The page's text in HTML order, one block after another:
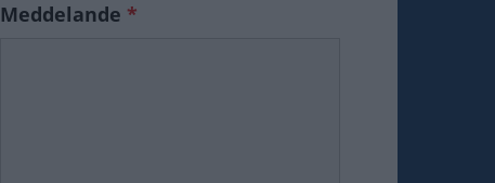
Meddelande *